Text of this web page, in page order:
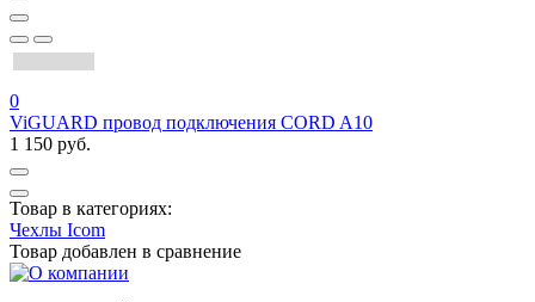
0
ViGUARD провод подключения CORD A10
1 150 руб.
Товар в категориях:
Чехлы Icom
Товар добавлен в сравнение